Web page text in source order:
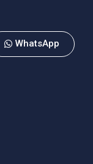
WhatsApp